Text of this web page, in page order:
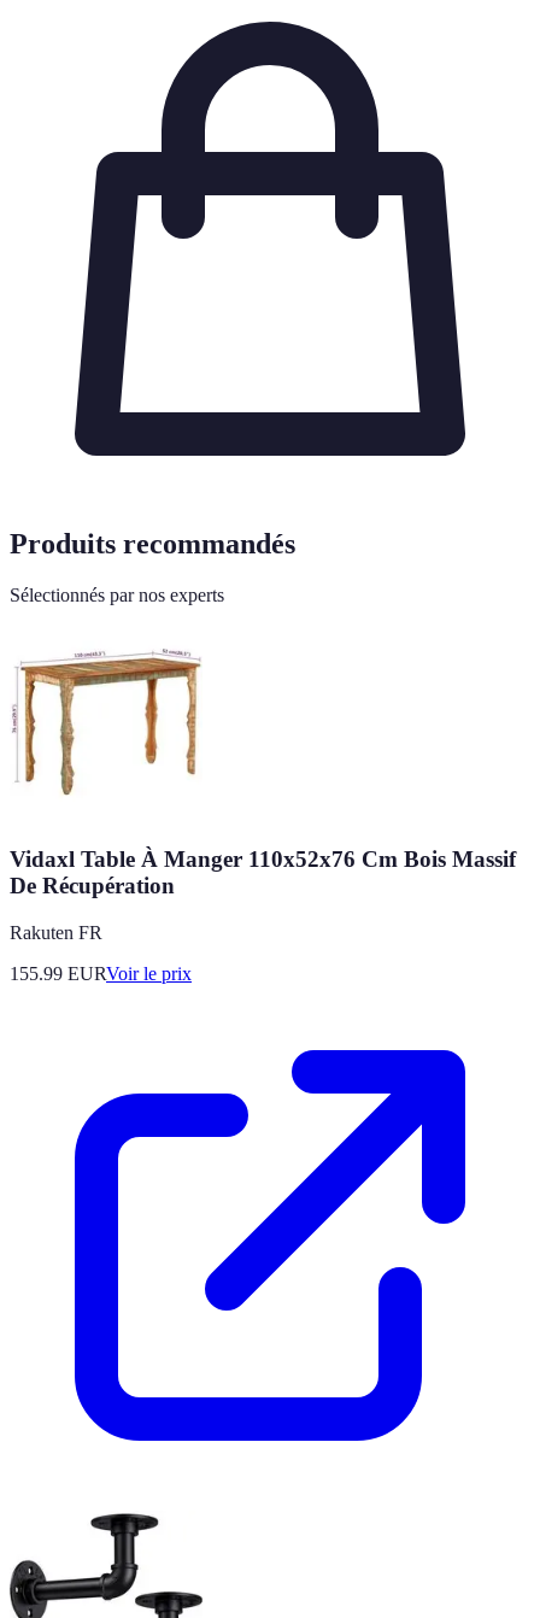
Produits recommandés
Sélectionnés par nos experts
Vidaxl Table À Manger 110x52x76 Cm Bois Massif
De Récupération
Rakuten FR
155.99 EURVoir le prix